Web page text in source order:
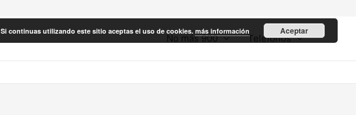
No más 900 Teléfonos
Si continuas utilizando este sitio aceptas el uso de cookies. más información Aceptar